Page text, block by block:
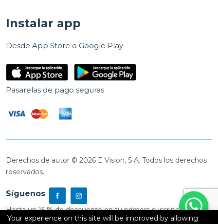
Instalar app
Desde App Store o Google Play
Pasarelas de pago seguras
Derechos de autor © 2026 E Vision, S.A. Todos los derechos
reservados.
Síguenos
Hasta un 15 % de descuento en tu primera suscripción
Your experience on this site will be improved by allowing